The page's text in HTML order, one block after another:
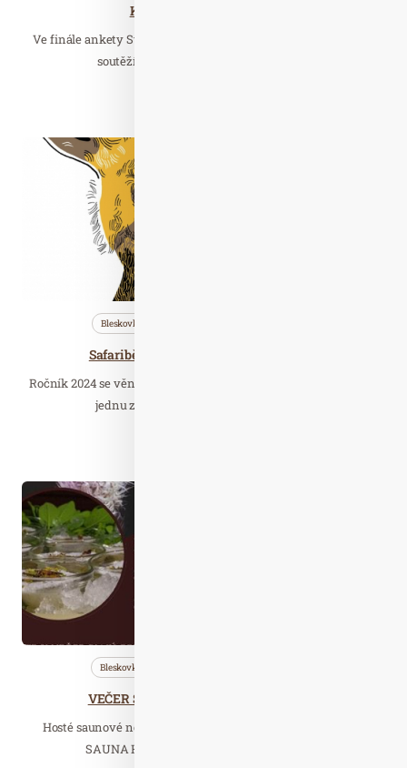
Kdo bude stromem roku?
Ve finále ankety Strom roku 2020 pořádané Nadací Partnerství
soutěží dvanáct stromů z devíti krajů.…
Bleskovky
Safariběh ČSOB 2024 se koná 13. dubna
Ročník 2024 se věnuje ochraně a záchraně psa hyenového. Jde o
jednu z nejohroženějších šelem Afriky…
Bleskovky
VEČER STAROSEVERSKÉ MYTOLOGIE
Hosté saunové noci jsou Sára Matylda Rysková, mistr světa
SAUNA HERBAL CUP 2022 a Jan Putera, 3…